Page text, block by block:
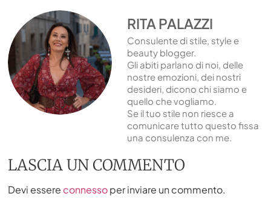
RITA PALAZZI
Consulente di stile, style e
beauty blogger.
Gli abiti parlano di noi, delle
nostre emozioni, dei nostri
desideri, dicono chi siamo e
quello che vogliamo.
Se il tuo stile non riesce a
comunicare tutto questo fissa
una consulenza con me.
LASCIA UN COMMENTO
Devi essere connessoper inviare un commento.